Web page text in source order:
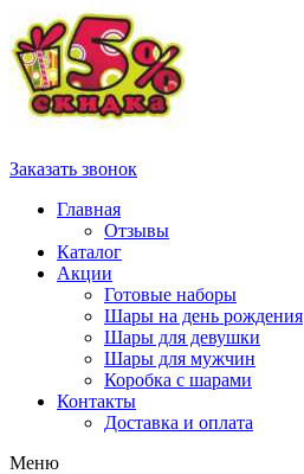
Заказать звонок
Главная
Отзывы
Каталог
Акции
Готовые наборы
Шары на день рождения
Шары для девушки
Шары для мужчин
Коробка с шарами
Контакты
Доставка и оплата
Меню